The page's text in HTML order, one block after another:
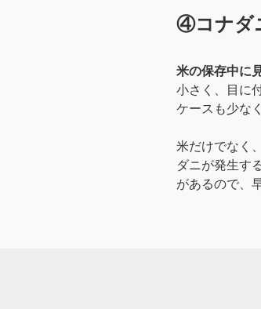
④コナダ
米の保存中に
小さく、目に
ケースも少な
米だけでなく
ダニが発生す
があるので、